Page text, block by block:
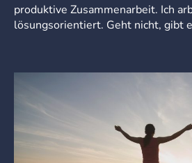
produktive Zusammenarbeit. Ich
lösungsorientiert. Geht nicht, gibt